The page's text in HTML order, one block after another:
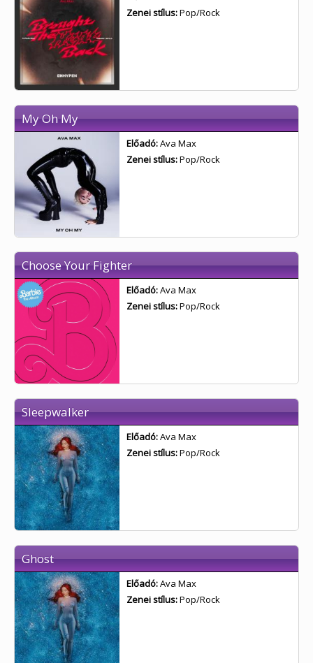
Zenei stílus:Pop/Rock
My Oh My
Előadó:Ava Max
Zenei stílus:Pop/Rock
Choose Your Fighter
Előadó:Ava Max
Zenei stílus:Pop/Rock
Sleepwalker
Előadó:Ava Max
Zenei stílus:Pop/Rock
Ghost
Előadó:Ava Max
Zenei stílus:Pop/Rock